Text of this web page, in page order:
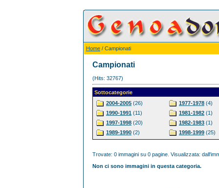
Home / Campionati
Campionati
(Hits: 32767)
Sottocategorie
2004-2005 (26)
1990-1991 (11)
1997-1998 (20)
1989-1990 (2)
1977-1978 (4)
1981-1982 (1)
1982-1983 (1)
1998-1999 (25)
Trovate: 0 immagini su 0 pagine. Visualizzata:
Non ci sono immagini in questa categoria.